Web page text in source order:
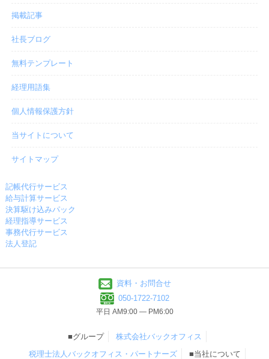
掲載記事
社長ブログ
無料テンプレート
経理用語集
個人情報保護方針
当サイトについて
サイトマップ
記帳代行サービス
給与計算サービス
決算駆け込みパック
経理指導サービス
事務代行サービス
法人登記
資料・お問合せ
050-1722-7102
平日 AM9:00 ― PM6:00
■グループ
株式会社バックオフィス
税理士法人バックオフィス・パートナーズ
■当社について